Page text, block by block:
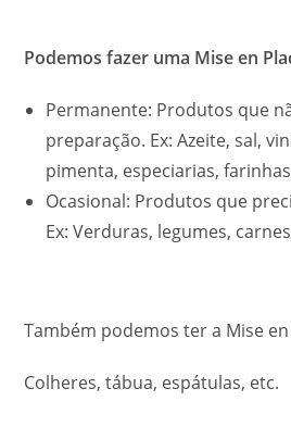
Podemos fazer uma Mise en
Permanente: Produtos que
preparação. Ex: Azeite, sal,
pimenta, especiarias,
Ocasional: Produtos que
Ex: Verduras, legumes,
Também podemos ter a Mise
Colheres, tábua, espátulas, etc.